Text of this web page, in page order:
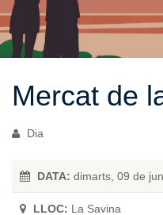
Mercat de
Dia
DATA: dimarts, 09 de
LLOC: La Savina